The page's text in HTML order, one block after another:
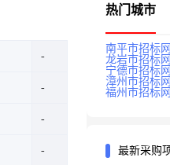
热门城市
南平市招标网
龙岩市招标网
宁德市招标网
漳州市招标网
福州市招标网
最新采购